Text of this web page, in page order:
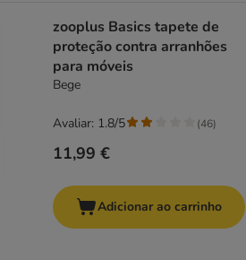
zooplus Basics tapete de
proteção contra arranhões
para móveis
Bege
11,99 €
Avaliar: 1.8/5 (46)
Adicionar ao carrinho